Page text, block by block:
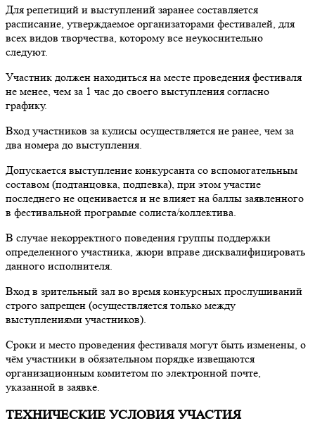
Для репетиций и выступлений заранее составляется
расписание, утверждаемое организаторами фестивалей, для
всех видов творчества, которому все неукоснительно
следуют.
Участник должен находиться на месте проведения фестиваля
не менее, чем за 1 час до своего выступления согласно
графику.
Вход участников за кулисы осуществляется не ранее, чем за
два номера до выступления.
Допускается выступление конкурсанта со вспомогательным
составом (подтанцовка, подпевка), при этом участие
последнего не оценивается и не влияет на баллы заявленного
в фестивальной программе солиста/коллектива.
В случае некорректного поведения группы поддержки
определенного участника, жюри вправе дисквалифицировать
данного исполнителя.
Вход в зрительный зал во время конкурсных прослушиваний
строго запрещен (осуществляется только между
выступлениями участников).
Сроки и место проведения фестиваля могут быть изменены, о
чём участники в обязательном порядке извещаются
организационным комитетом по электронной почте,
указанной в заявке.
ТЕХНИЧЕСКИЕ УСЛОВИЯ УЧАСТИЯ